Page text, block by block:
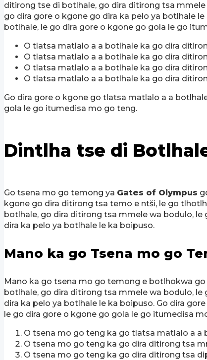
ditirong tse di botlhale, go dira ditirong tsa
go dira gore o kgone go dira ka pelo ya botlhale
botlhale, le go dira gore o kgone go gola le go
O tlatsa matlalo a a botlhale ka go dira
O tlatsa matlalo a a botlhale ka go dira
O tlatsa matlalo a a botlhale ka go dira
O tlatsa matlalo a a botlhale ka go dira
Go dira gore o kgone go tlatsa matlalo a a
gola le go itumedisa mo go teng.
Dintlha tse di
Go tsena mo go temong ya Gates of Olympus
kgone go dira ditirong tsa temo e ntši, le go
botlhale, go dira ditirong tsa mmele wa bodulo,
dira ka pelo ya botlhale le ka boipuso.
Mano ka go Tsena mo go
Mano ka go tsena mo go temong e botlhokwa
botlhale, go dira ditirong tsa mmele wa bodulo,
dira ka pelo ya botlhale le ka boipuso. Go dira
le go dira gore o kgone go gola le go itumedisa
O tsena mo go teng ka go tlatsa matlalo a a
O tsena mo go teng ka go dira ditirong tsa
O tsena mo go teng ka go dira ditirong tsa